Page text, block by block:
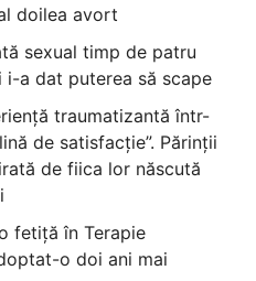
doilea avort
sexual timp de patru
a dat puterea să scape
traumatizantă într-
de satisfacție”. Părinții
de fiica lor născută
fetiță în Terapie
o doi ani mai